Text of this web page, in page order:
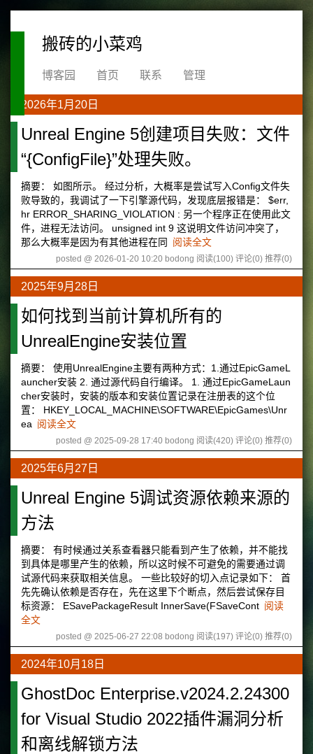
搬砖的小菜鸡
博客园 首页 联系 管理
2026年1月20日
Unreal Engine 5创建项目失败：文件
“{ConfigFile}”处理失败。
摘要： 如图所示。 经过分析，大概率是尝试写入Config文件失
败导致的，我调试了一下引擎源代码，发现底层报错是： $err,
hr ERROR_SHARING_VIOLATION : 另一个程序正在使用此文
件，进程无法访问。 unsigned int 9 这说明文件访问冲突了，
那么大概率是因为有其他进程在同
阅读全文
posted @ 2026-01-20 10:20 bodong 阅读(100) 评论(0) 推荐(0)
2025年9月28日
如何找到当前计算机所有的
UnrealEngine安装位置
摘要： 使用UnrealEngine主要有两种方式：1.通过EpicGameL
auncher安装 2. 通过源代码自行编译。 1. 通过EpicGameLaun
cher安装时，安装的版本和安装位置记录在注册表的这个位
置： HKEY_LOCAL_MACHINE\SOFTWARE\EpicGames\Unr
ea 阅读全文
posted @ 2025-09-28 17:40 bodong 阅读(420) 评论(0) 推荐(0)
2025年6月27日
Unreal Engine 5调试资源依赖来源的
方法
摘要： 有时候通过关系查看器只能看到产生了依赖，并不能找
到具体是哪里产生的依赖，所以这时候不可避免的需要通过调
试源代码来获取相关信息。 一些比较好的切入点记录如下： 首
先先确认依赖是否存在，先在这里下个断点，然后尝试保存目
标资源： ESavePackageResult InnerSave(FSaveCont 阅读
全文
posted @ 2025-06-27 22:08 bodong 阅读(197) 评论(0) 推荐(0)
2024年10月18日
GhostDoc Enterprise.v2024.2.24300
for Visual Studio 2022插件漏洞分析
和离线解锁方法